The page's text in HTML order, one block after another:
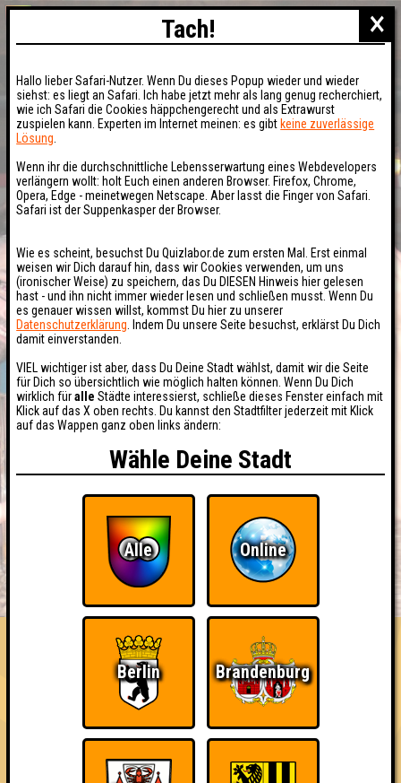
HIGHSCORE RESERVIERUNG
FAQ ÜBER UNS
Seitenquiz 130
"Das Leben des Brain" · 07.04.2015 · Scandale Le Locale
Punkte Angemeldete Teams
×
Tach!
Hallo lieber Safari-Nutzer. Wenn Du dieses Popup wieder und wieder
siehst: es liegt an Safari. Ich habe jetzt mehr als lang genug recherchiert,
wie ich Safari die Cookies häppchengerecht und als Extrawurst
zuspielen kann. Experten im Internet meinen: es gibt keine zuverlässige
Lösung
Wenn ihr die durchschnittliche Lebensserwartung eines Webdevelopers
verlängern wollt: holt Euch einen anderen Browser. Firefox, Chrome,
Opera, Edge - meinetwegen Netscape. Aber lasst die Finger von Safari.
Safari ist der Suppenkasper der Browser.
Wie es scheint, besuchst Du Quizlabor.de zum ersten Mal. Erst einmal
weisen wir Dich darauf hin, dass wir Cookies verwenden, um uns
(ironischer Weise) zu speichern, das Du DIESEN Hinweis hier gelesen
hast - und ihn nicht immer wieder lesen und schließen musst. Wenn Du
es genauer wissen willst, kommst Du hier zu unserer
Datenschutzerklärung . Indem Du unsere Seite besuchst, erklärst Du Dich
damit einverstanden.
VIEL wichtiger ist aber, dass Du Deine Stadt wählst, damit wir die Seite
für Dich so übersichtlich wie möglich halten können. Wenn Du Dich
wirklich füralle Städte interessierst, schließe dieses Fenster einfach mit
Klick auf das X oben rechts. Du kannst den Stadtfilter jederzeit mit Klick
auf das Wappen ganz oben links ändern:
Wähle Deine Stadt
Alle Online
Berlin Brandenburg